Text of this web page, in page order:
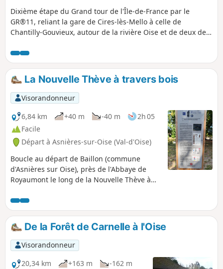
Dixième étape du Grand tour de l'Île-de-France par le
GR®11, reliant la gare de Cires-lès-Mello à celle de
Chantilly-Gouvieux, autour de la rivière Oise et de deux de
est remarquable ici, entre l'abbatiale de Saint-Leu
d'Esserent et bien sûr la ville et le domaine de Chantilly.
La Nouvelle Thève à travers bois
Visorandonneur
6,84 km
+40 m -40 m
2h 05
Facile
Départ à Asnières-sur-Oise (Val-d'Oise)
Boucle au départ de Baillon (commune
d'Asnières sur Oise), près de l'Abbaye de
Royaumont le long de la Nouvelle Thève à
De la Forêt de Carnelle à l'Oise
Visorandonneur
20,34 km
+163 m
-162 m